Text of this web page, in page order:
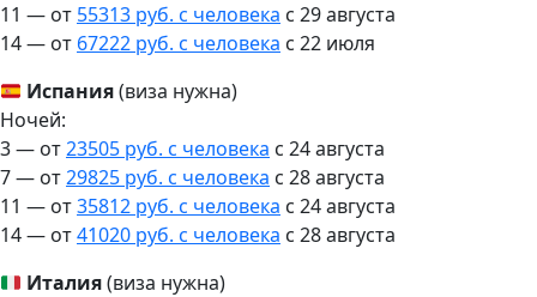
11 — от 55313 руб. с человека c 29 августа
14 — от 67222 руб. с человека c 22 июля
Испания(виза нужна)
Ночей:
3 — от23505 руб. с человека c 24 августа
7 — от29825 руб. с человека c 28 августа
11 — от35812 руб. с человека c 24 августа
14 — от41020 руб. с человека c 28 августа
Италия(виза нужна)